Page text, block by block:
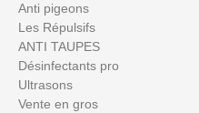
Anti pigeons
Les Répulsifs
ANTI TAUPES
Désinfectants pro
Ultrasons
Vente en gros